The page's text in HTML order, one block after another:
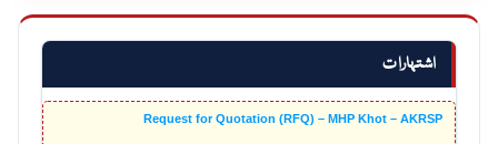
اشتہارات
Request for Quotation (RFQ) – MHP Khot – AKRSP